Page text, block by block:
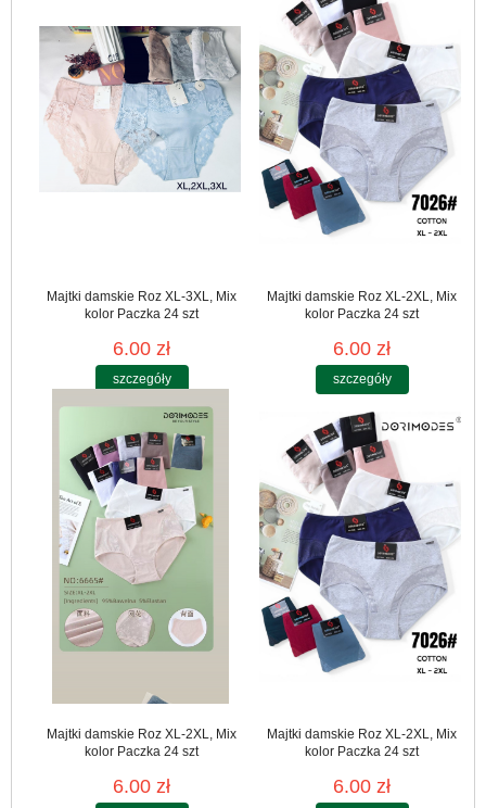
Majtki damskie Roz XL-3XL, Mix
kolor Paczka 24 szt
6.00 zł
szczegóły
Majtki damskie Roz XL-2XL, Mix
kolor Paczka 24 szt
6.00 zł
szczegóły
Majtki damskie Roz XL-2XL, Mix
kolor Paczka 24 szt
6.00 zł
Majtki damskie Roz XL-2XL, Mix
kolor Paczka 24 szt
6.00 zł